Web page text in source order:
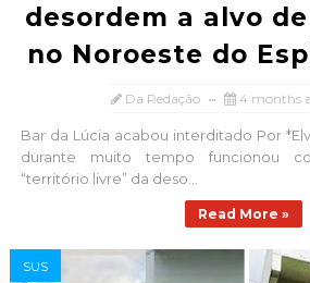
desordem a alvo
no Noroeste do
Da Redação 4 months
Bar da Lúcia acabou interditado Por
durante muito tempo funcionou
“território livre” da deso...
Read More »
SUS